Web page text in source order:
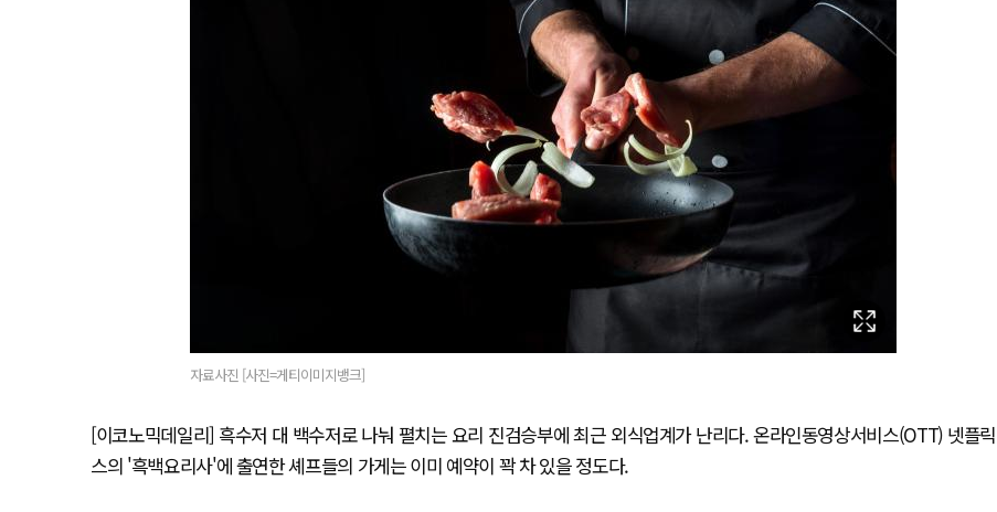
자료사진 [사진=게티이미지뱅크]
[이코노믹데일리] 흑수저 대 백수저로 나눠 펼치는 요리 진검승부에 최근 외식업계가 난리다. 온라인동영상서비스(OTT) 넷플릭
스의 '흑백요리사'에 출연한 셰프들의 가게는 이미 예약이 꽉 차 있을 정도다.